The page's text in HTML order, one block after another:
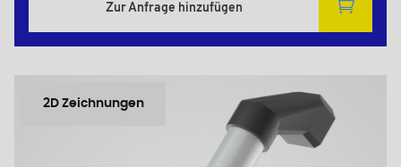
Zur Anfrage hinzufügen
2D Zeichnungen